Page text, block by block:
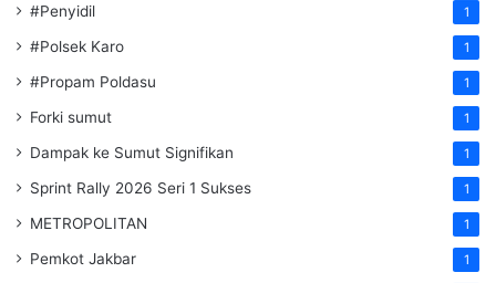
#Penyidil 1
#Polsek Karo 1
#Propam Poldasu 1
Forki sumut 1
Dampak ke Sumut Signifikan 1
Sprint Rally 2026 Seri 1 Sukses 1
METROPOLITAN 1
Pemkot Jakbar 1